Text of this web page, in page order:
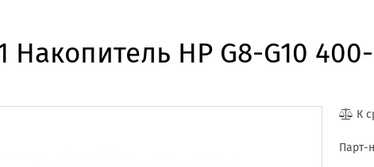
Накопитель HP G8-G10 400-
К
Парт-